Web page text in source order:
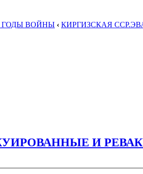
ГОДЫ ВОЙНЫ ‹ КИРГИЗСКАЯ
И